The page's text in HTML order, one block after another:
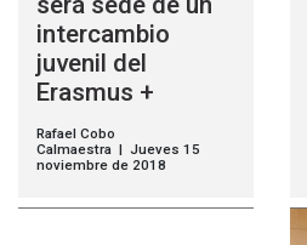
intercambio
juvenil del
Erasmus +
Rafael Cobo
Calmaestra | Jueves 15
noviembre de 2018